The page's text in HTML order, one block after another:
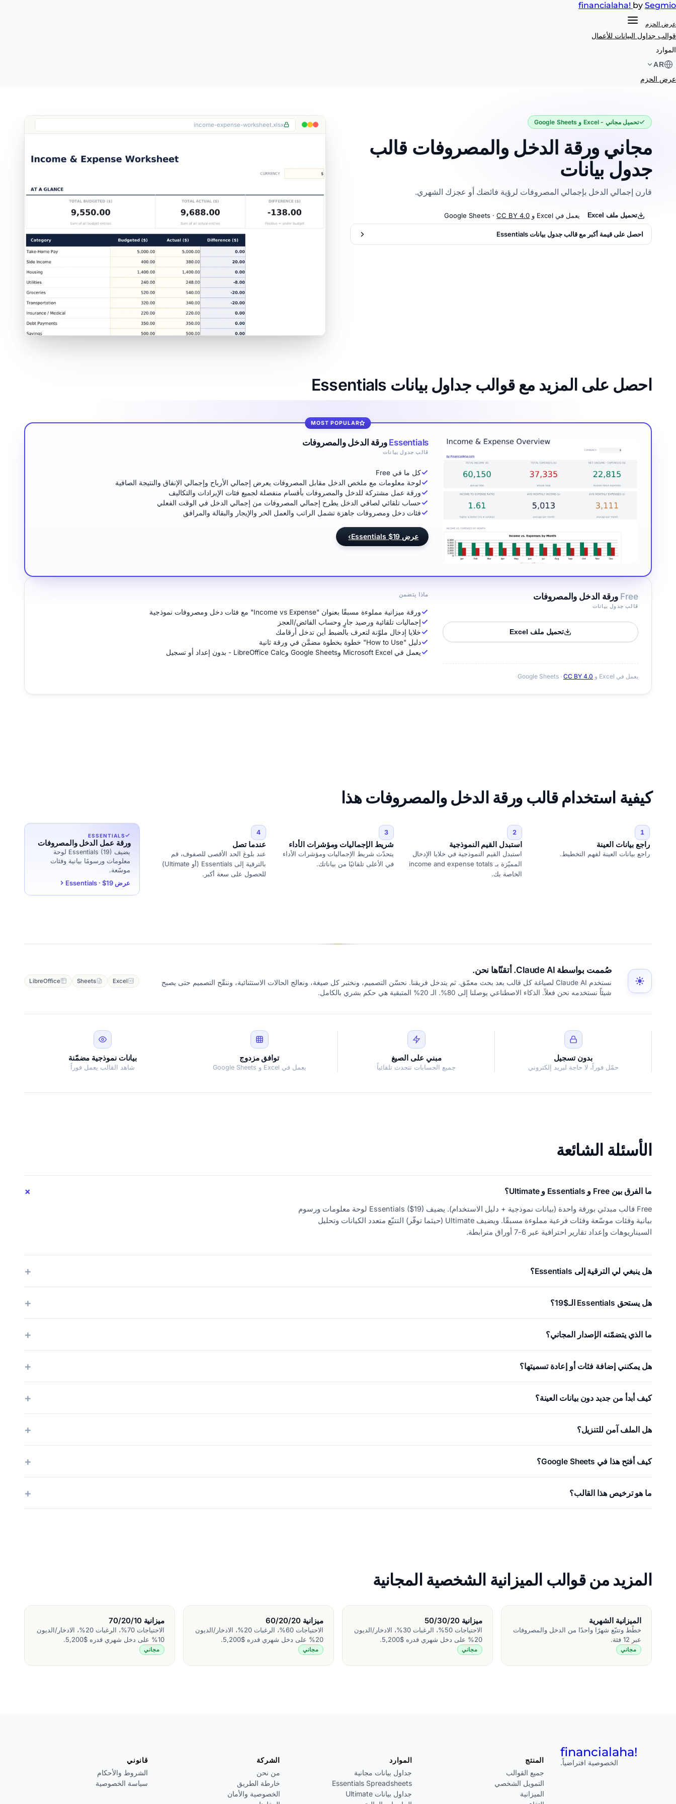
financialaha! by Segmio
عرض الحزم
قوالب جداول البيانات للأعمال
الموارد
AR
عرض الحزم
ورقة الدخل والمصروفات
تحميل مجاني - Excel و Google Sheets
مجاني ورقة الدخل والمصروفات قالب
جدول بيانات
قارن إجمالي الدخل بإجمالي المصروفات لرؤية فائضك أو عجزك الشهري.
تحميل ملف Excel يعمل في Excel و Google Sheets · CC BY 4.0
احصل على قيمة أكبر مع قالب جدول بيانات Essentials
income-expense-worksheet.xlsx
احصل على المزيد مع قوالب جداول بيانات Essentials
Free ورقة الدخل والمصروفات
قالب جدول بيانات
تحميل ملف Excel
يعمل في Excel و Google Sheets · CC BY 4.0
ماذا يتضمن
ورقة ميزانية مملوءة مسبقًا بعنوان "Income vs Expense" مع فئات دخل ومصروفات نموذجية
إجماليات تلقائية ورصيد جارٍ وحساب الفائض/العجز
خلايا إدخال ملوّنة لتعرف بالضبط أين تدخل أرقامك
دليل "How to Use" خطوة بخطوة مضمَّن في ورقة ثانية
يعمل في Microsoft Excel وGoogle Sheets وLibreOffice Calc - بدون إعداد أو تسجيل
MOST POPULAR
Essentials ورقة الدخل والمصروفات
قالب جدول بيانات
كل ما في Free
لوحة معلومات مع ملخص الدخل مقابل المصروفات يعرض إجمالي الأرباح وإجمالي الإنفاق والنتيجة الصافية
ورقة عمل مشتركة للدخل والمصروفات بأقسام منفصلة لجميع فئات الإيرادات والتكاليف
حساب تلقائي لصافي الدخل يطرح إجمالي المصروفات من إجمالي الدخل في الوقت الفعلي
فئات دخل ومصروفات جاهزة تشمل الراتب والعمل الحر والإيجار والبقالة والمرافق
عرض Essentials $19 ›
كيفية استخدام قالب ورقة الدخل والمصروفات هذا
1
راجع بيانات العينة
راجع بيانات العينة لفهم التخطيط.
2
استبدل القيم النموذجية
استبدل القيم النموذجية في خلايا الإدخال
المميّزة بـ income and expense totals
الخاصة بك.
3
شريط الإجماليات ومؤشرات الأداء
يتحدّث شريط الإجماليات ومؤشرات الأداء
في الأعلى تلقائيًا من بياناتك.
4
عندما تصل
عند بلوغ الحد الأقصى للصفوف، قم
بالترقية إلى Essentials (أو Ultimate)
للحصول على سعة أكبر.
ESSENTIALS
ورقة عمل الدخل والمصروفات
يضيف Essentials (19) لوحة
معلومات ورسومًا بيانية وفئات
موسّعة.
عرض Essentials · $19
صُممت بواسطة Claude AI. أتقنّاها نحن.
نستخدم Claude AI لصياغة كل قالب بعد بحث معمّق. ثم يتدخل فريقنا. نحسّن التصميم، ونختبر كل صيغة، ونعالج الحالات الاستثنائية، وننقّح التصميم حتى يصبح
شيئاً نستخدمه نحن فعلاً. الذكاء الاصطناعي يوصلنا إلى 80%. الـ 20% المتبقية هي حكم بشري بالكامل.
Excel
Sheets
LibreOffice
بدون تسجيل
حمّل فوراً، لا حاجة لبريد إلكتروني
مبني على الصيغ
جميع الحسابات تتحدث تلقائياً
توافق مزدوج
يعمل في Excel و Google Sheets
بيانات نموذجية مضمّنة
شاهد القالب يعمل فوراً
الأسئلة الشائعة
ما الفرق بين Free و Essentials و Ultimate؟
Free قالب مبدئي بورقة واحدة (بيانات نموذجية + دليل الاستخدام). يضيف Essentials ($19) لوحة معلومات ورسوم
بيانية وفئات موسّعة وفئات فرعية مملوءة مسبقًا. ويضيف Ultimate (حيثما توفّر) التتبّع متعدد الكيانات وتحليل
السيناريوهات وإعداد تقارير احترافية عبر 6-7 أوراق مترابطة.
هل ينبغي لي الترقية إلى Essentials؟
هل يستحق Essentials الـ$19؟
ما الذي يتضمّنه الإصدار المجاني؟
هل يمكنني إضافة فئات أو إعادة تسميتها؟
كيف أبدأ من جديد دون بيانات العينة؟
هل الملف آمن للتنزيل؟
كيف أفتح هذا في Google Sheets؟
ما هو ترخيص هذا القالب؟
المزيد من قوالب الميزانية الشخصية المجانية
الميزانية الشهرية
خطّط وتتبّع شهرًا واحدًا من الدخل والمصروفات
عبر 12 فئة.
مجاني
ميزانية 50/30/20
الاحتياجات 50%، الرغبات 30%، الادخار/الديون
20% على دخل شهري قدره $5,200.
مجاني
ميزانية 60/20/20
الاحتياجات 60%، الرغبات 20%، الادخار/الديون
20% على دخل شهري قدره $5,200.
مجاني
ميزانية 70/20/10
الاحتياجات 70%، الرغبات 20%، الادخار/الديون
10% على دخل شهري قدره $5,200.
مجاني
financialaha!
الخصوصية افتراضياً.
المنتج
جميع القوالب
التمويل الشخصي
الميزانية
الموارد
جداول بيانات مجانية
Essentials Spreadsheets
جداول بيانات Ultimate
الشركة
من نحن
خارطة الطريق
الخصوصية والأمان
قانوني
الشروط والأحكام
سياسة الخصوصية